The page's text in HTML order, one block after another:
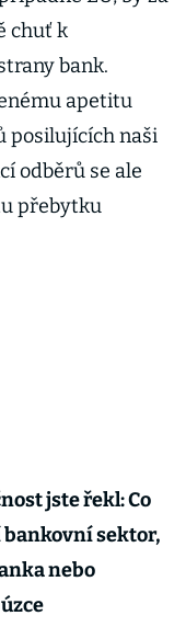
chuť k
bank.
apetitu
posilujících naši
odběrů se ale
přebytku
jste řekl: Co
sektor,
nebo